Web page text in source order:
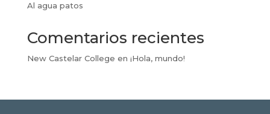
Al agua patos
Comentarios recientes
New Castelar College en ¡Hola, mundo!